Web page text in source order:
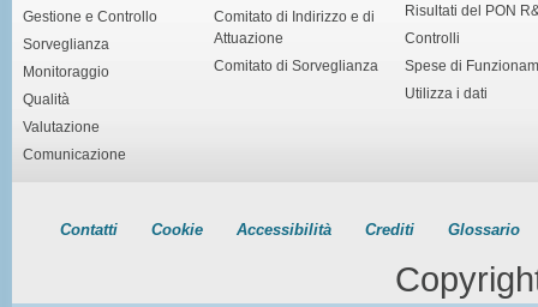
Gestione e Controllo
Sorveglianza
Monitoraggio
Qualità
Valutazione
Comunicazione
Comitato di Indirizzo e di
Attuazione
Comitato di Sorveglianza
Risultati del PON
Controlli
Spese di
Utilizza i dati
Contatti Cookie Accessibilità Crediti Glossario